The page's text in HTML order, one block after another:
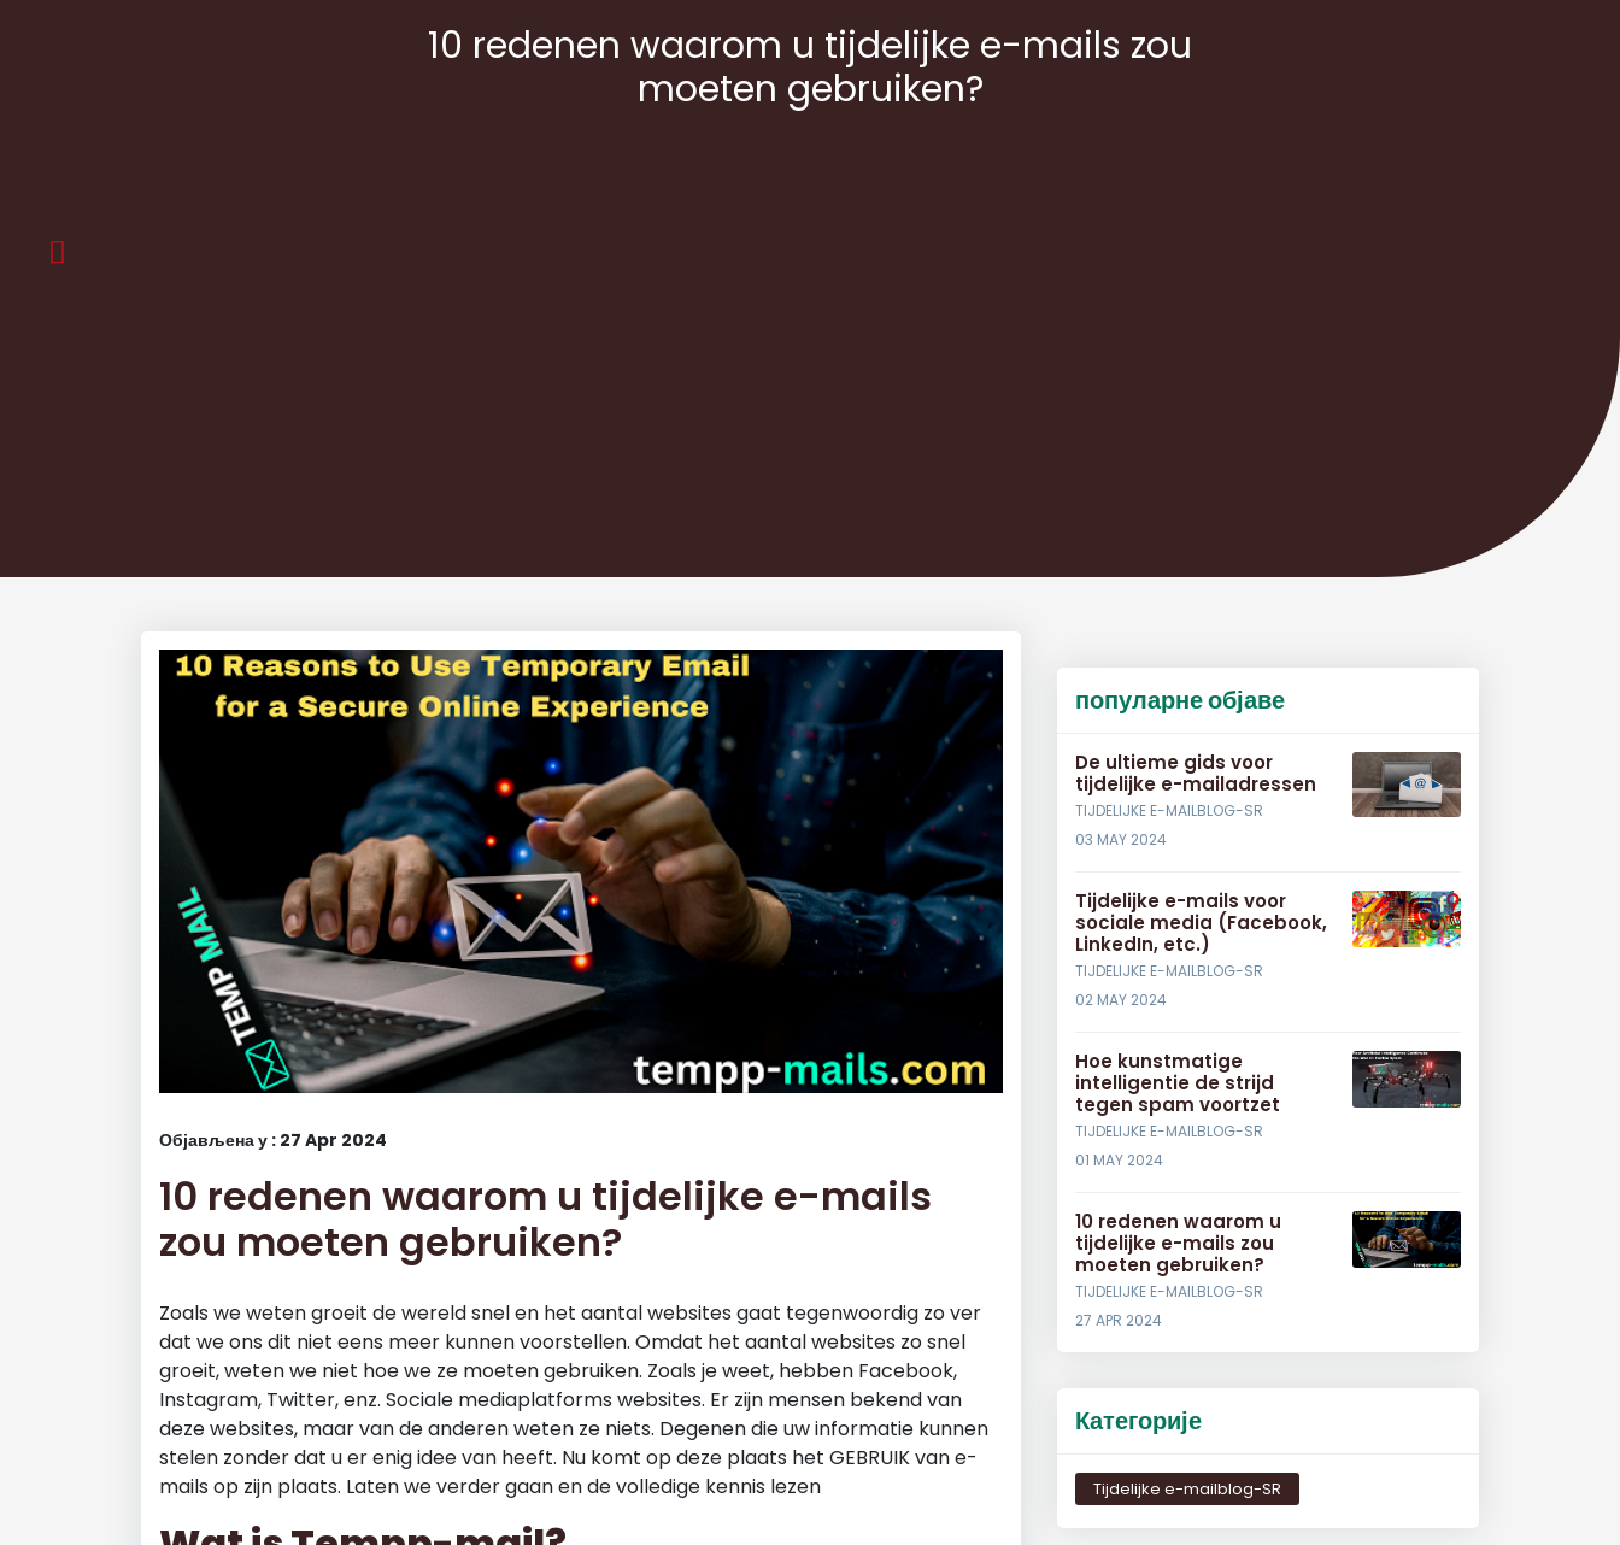
10 redenen waarom u tijdelijke e-mails zou
moeten gebruiken?
Објављена у : 27 Apr 2024
10 redenen waarom u tijdelijke e-mails
zou moeten gebruiken?
Zoals we weten groeit de wereld snel en het aantal websites gaat tegenwoordig zo ver
dat we ons dit niet eens meer kunnen voorstellen. Omdat het aantal websites zo snel
groeit, weten we niet hoe we ze moeten gebruiken. Zoals je weet, hebben Facebook,
Instagram, Twitter, enz. Sociale mediaplatforms websites. Er zijn mensen bekend van
deze websites, maar van de anderen weten ze niets. Degenen die uw informatie kunnen
stelen zonder dat u er enig idee van heeft. Nu komt op deze plaats het GEBRUIK van e-
mails op zijn plaats. Laten we verder gaan en de volledige kennis lezen
популарне објаве
De ultieme gids voor
tijdelijke e-mailadressen
TIJDELIJKE E-MAILBLOG-SR
03 MAY 2024
Tijdelijke e-mails voor
sociale media (Facebook,
LinkedIn, etc.)
TIJDELIJKE E-MAILBLOG-SR
02 MAY 2024
Hoe kunstmatige
intelligentie de strijd
tegen spam voortzet
TIJDELIJKE E-MAILBLOG-SR
01 MAY 2024
10 redenen waarom u
tijdelijke e-mails zou
moeten gebruiken?
TIJDELIJKE E-MAILBLOG-SR
27 APR 2024
Категорије
Tijdelijke e-mailblog-SR